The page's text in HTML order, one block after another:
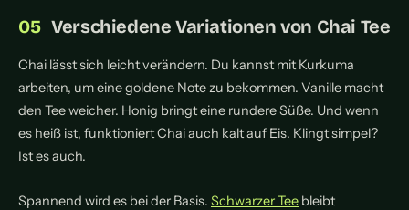
Verschiedene Variationen von Chai Tee
Chai lässt sich leicht verändern. Du kannst mit Kurkuma
arbeiten, um eine goldene Note zu bekommen. Vanille macht
den Tee weicher. Honig bringt eine rundere Süße. Und wenn
es heiß ist, funktioniert Chai auch kalt auf Eis. Klingt simpel?
Ist es auch.
Spannend wird es bei der Basis. Schwarzer Tee bleibt